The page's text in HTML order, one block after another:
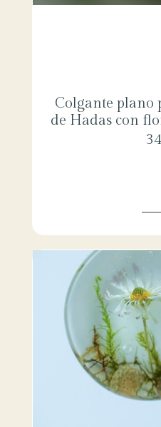
Colgante plano
de Hadas con